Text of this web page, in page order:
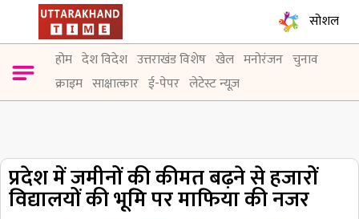
सोशल
होम देश विदेश उत्तराखंड विशेष खेल मनोरंजन चुनाव
क्राइम साक्षात्कार ई-पेपर लेटेस्ट न्यूज़
प्रदेश में जमीनों की कीमत बढ़ने से हजारों
विद्यालयों की भूमि पर माफिया की नजर